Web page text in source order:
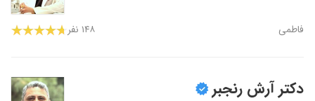
فاطمی ۱۴۸ نفر
دکتر آرش رنجبر